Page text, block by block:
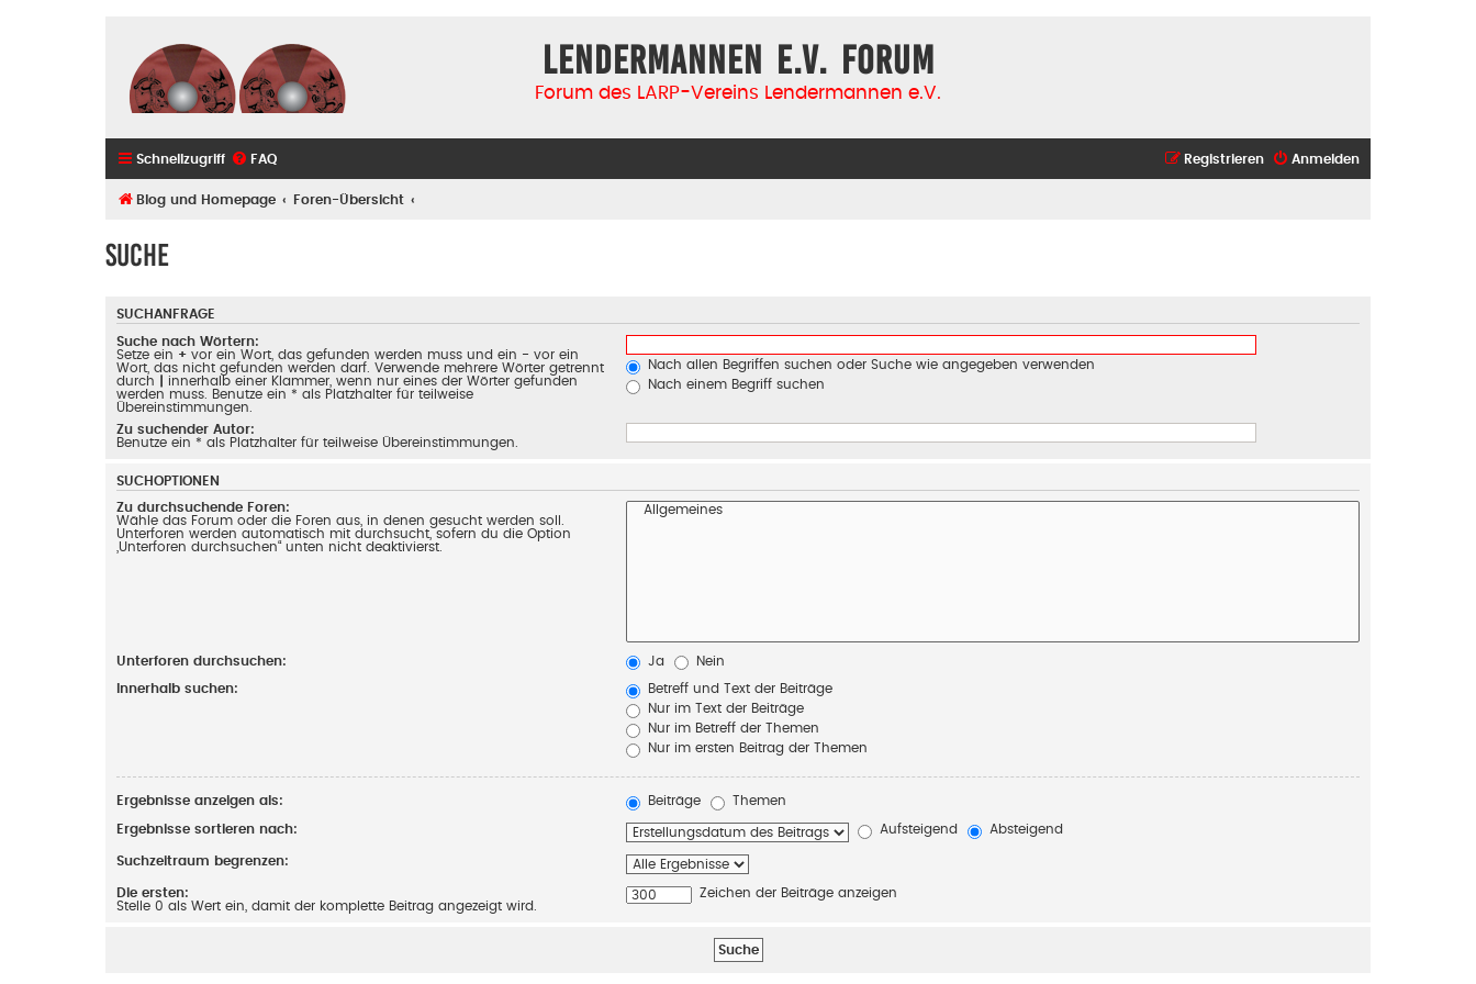
Lendermannen e.V. Forum
Forum des LARP-Vereins Lendermannen e.V.
Schnellzugriff FAQ Anmelden
Registrieren
Blog und Homepage Foren-Übersicht
Suche
SUCHANFRAGE
Suche nach Wörtern:
Setze ein + vor ein Wort, das gefunden werden muss und ein - vor ein
Wort, das nicht gefunden werden darf. Verwende mehrere Wörter getrennt
durch
innerhalb einer Klammer, wenn nur eines der Wörter gefunden
werden muss. Benutze ein * als Platzhalter für teilweise
Übereinstimmungen.
Nach allen Begriffen suchen oder Suche wie angegeben verwenden
Nach einem Begriff suchen
Zu suchender Autor:
Benutze ein * als Platzhalter für teilweise Übereinstimmungen.
SUCHOPTIONEN
Zu durchsuchende Foren:
Wähle das Forum oder die Foren aus, in denen gesucht werden soll.
Unterforen werden automatisch mit durchsucht, sofern du die Option
„Unterforen durchsuchen“ unten nicht deaktivierst.
Unterforen durchsuchen: Ja Nein
Innerhalb suchen:
Betreff und Text der Beiträge
Nur im Text der Beiträge
Nur im Betreff der Themen
Nur im ersten Beitrag der Themen
Ergebnisse anzeigen als: Beiträge Themen
Ergebnisse sortieren nach: Aufsteigend Absteigend
Suchzeitraum begrenzen:
Die ersten:
Stelle 0 als Wert ein, damit der komplette Beitrag angezeigt wird.
Zeichen der Beiträge anzeigen